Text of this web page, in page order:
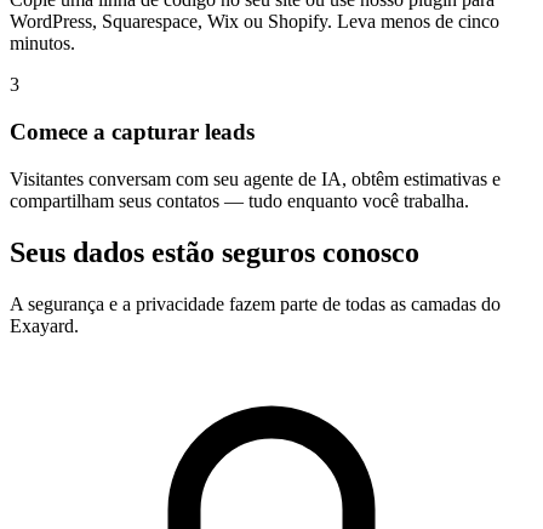
WordPress, Squarespace, Wix ou Shopify. Leva menos de cinco
minutos.
3
Comece a capturar leads
Visitantes conversam com seu agente de IA, obtêm estimativas e
compartilham seus contatos — tudo enquanto você trabalha.
Seus dados estão seguros conosco
A segurança e a privacidade fazem parte de todas as camadas do
Exayard.